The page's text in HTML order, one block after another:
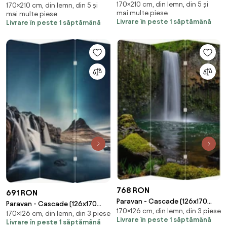
170×210 cm, din lemn, din 5 și
mai multe piese
Livrare în peste 1 săptămână
cm)
170×210 cm, din lemn, din 5 și
mai multe piese
Livrare în peste 1 săptămână
691 RON
Paravan - Cascade (126x170
cm)
170×126 cm, din lemn, din 3 piese
Livrare în peste 1 săptămână
768 RON
Paravan - Cascade (126x170
cm)
170×126 cm, din lemn, din 3 piese
Livrare în peste 1 săptămână